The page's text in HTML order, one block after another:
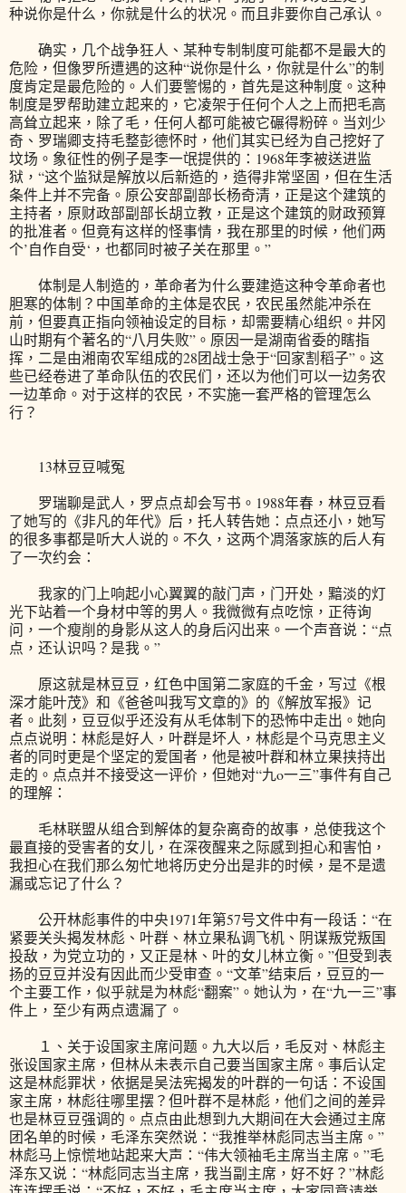
种说你是什么，你就是什么的状况。而且非要你自己承认。
确实，几个战争狂人、某种专制制度可能都不是最大的
危险，但像罗所遭遇的这种“说你是什么，你就是什么”的制
度肯定是最危险的。人们要警惕的，首先是这种制度。这种
制度是罗帮助建立起来的，它凌架于任何个人之上而把毛高
高耸立起来，除了毛，任何人都可能被它碾得粉碎。当刘少
奇、罗瑞卿支持毛整彭德怀时，他们其实已经为自己挖好了
坟场。象征性的例子是李一氓提供的：1968年李被送进监
狱，“这个监狱是解放以后新造的，造得非常坚固，但在生活
条件上并不完备。原公安部副部长杨奇清，正是这个建筑的
主持者，原财政部副部长胡立教，正是这个建筑的财政预算
的批准者。但竟有这样的怪事情，我在那里的时候，他们两
个’自作自受‘，也都同时被子关在那里。”
体制是人制造的，革命者为什么要建造这种令革命者也
胆寒的体制？中国革命的主体是农民，农民虽然能冲杀在
前，但要真正指向领袖设定的目标，却需要精心组织。井冈
山时期有个著名的“八月失败”。原因一是湖南省委的瞎指
挥，二是由湘南农军组成的28团战士急于“回家割稻子”。这
些已经卷进了革命队伍的农民们，还以为他们可以一边务农
一边革命。对于这样的农民，不实施一套严格的管理怎么
行？
13林豆豆喊冤
罗瑞聊是武人，罗点点却会写书。1988年春，林豆豆看
了她写的《非凡的年代》后，托人转告她：点点还小，她写
的很多事都是听大人说的。不久，这两个凋落家族的后人有
了一次约会：
我家的门上响起小心翼翼的敲门声，门开处，黯淡的灯
光下站着一个身材中等的男人。我微微有点吃惊，正待询
问，一个瘦削的身影从这人的身后闪出来。一个声音说：“点
点，还认识吗？是我。”
原这就是林豆豆，红色中国第二家庭的千金，写过《根
深才能叶茂》和《爸爸叫我写文章的》的《解放军报》记
者。此刻，豆豆似乎还没有从毛体制下的恐怖中走出。她向
点点说明：林彪是好人，叶群是坏人，林彪是个马克思主义
者的同时更是个坚定的爱国者，他是被叶群和林立果挟持出
走的。点点并不接受这一评价，但她对“九o一三”事件有自己
的理解：
毛林联盟从组合到解体的复杂离奇的故事，总使我这个
最直接的受害者的女儿，在深夜醒来之际感到担心和害怕，
我担心在我们那么匆忙地将历史分出是非的时候，是不是遗
漏或忘记了什么？
公开林彪事件的中央1971年第57号文件中有一段话：“在
紧要关头揭发林彪、叶群、林立果私调飞机、阴谋叛党叛国
投敌，为党立功的，又正是林、叶的女儿林立衡。”但受到表
扬的豆豆并没有因此而少受审查。“文革”结束后，豆豆的一
个主要工作，似乎就是为林彪“翻案”。她认为，在“九一三”事
件上，至少有两点遗漏了。
１、关于设国家主席问题。九大以后，毛反对、林彪主
张设国家主席，但林从未表示自己要当国家主席。事后认定
这是林彪罪状，依据是吴法宪揭发的叶群的一句话：不设国
家主席，林彪往哪里摆？但叶群不是林彪，他们之间的差异
也是林豆豆强调的。点点由此想到九大期间在大会通过主席
团名单的时候，毛泽东突然说：“我推举林彪同志当主席。”
林彪马上惊慌地站起来大声：“伟大领袖毛主席当主席。”毛
泽东又说：“林彪同志当主席，我当副主席，好不好？”林彪